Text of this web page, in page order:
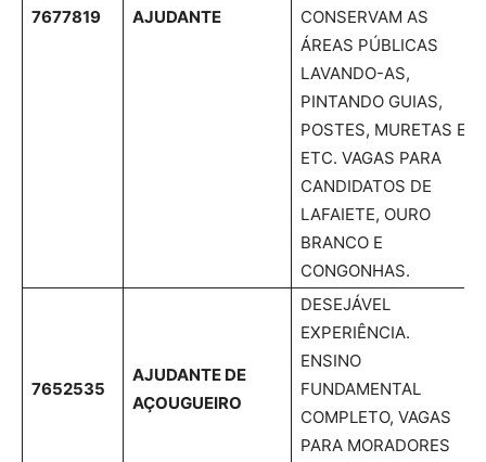
7677819 AJUDANTE
CONSERVAM AS
ÁREAS PÚBLICAS
LAVANDO-AS,
PINTANDO GUIAS,
POSTES, MURETAS E
ETC. VAGAS PARA
CANDIDATOS DE
LAFAIETE, OURO
BRANCO E
CONGONHAS.
7652535
AJUDANTE DE
AÇOUGUEIRO
DESEJÁVEL
EXPERIÊNCIA.
ENSINO
FUNDAMENTAL
COMPLETO, VAGAS
PARA MORADORES